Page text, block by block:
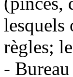
lesquels
règles;
-